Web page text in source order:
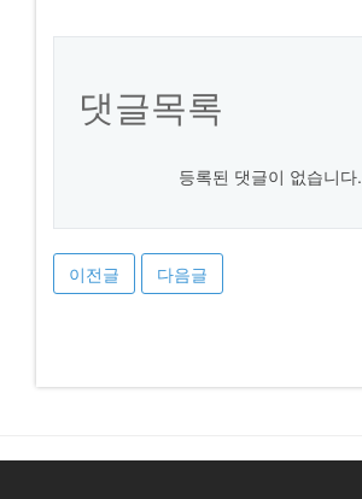
댓글목록
등록된 댓글이 없습니다.
이전글 다음글